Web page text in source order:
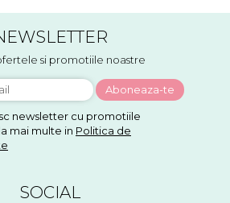
si promotiile noastre
newsletter cu promotiile
mai multe in Politica de
SOCIAL